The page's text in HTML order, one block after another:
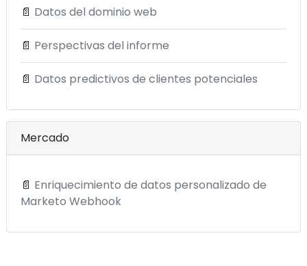
📄 Datos del dominio web
📄 Perspectivas del informe
📄 Datos predictivos de clientes potenciales
Mercado
📄 Enriquecimiento de datos personalizado de
Marketo Webhook